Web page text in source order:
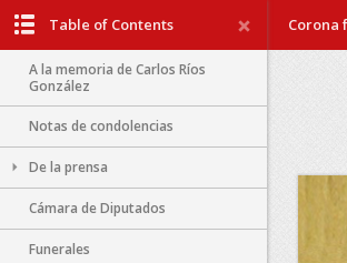
Corona
Table of Contents
A la memoria de Carlos Ríos
González
Notas de condolencias
De la prensa
Cámara de Diputados
Funerales